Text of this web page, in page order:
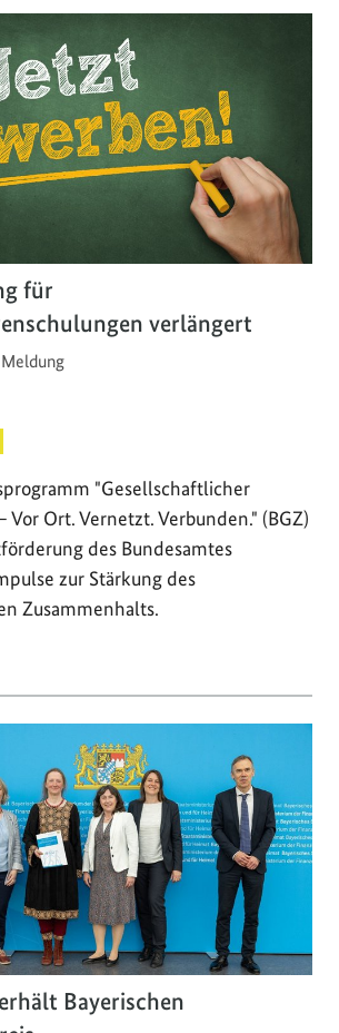
für
verlängert
Meldung
"Gesellschaftlicher
Vor Ort. Vernetzt. Verbunden." (BGZ)
des Bundesamtes
zur Stärkung des
Zusammenhalts.
Bayerischen